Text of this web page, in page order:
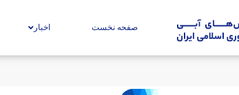
صفحه نخست اخبار